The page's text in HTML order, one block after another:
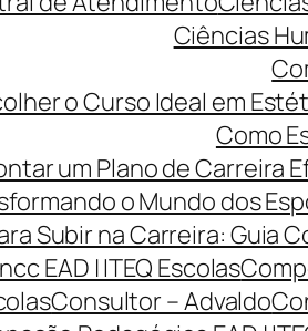
Ciências
o Curso Ideal em
Como
um Plano de Carreira
o Mundo dos
Subir na Carreira: Guia
EAD | ITEQ Escolas
Consultor – Advaldo